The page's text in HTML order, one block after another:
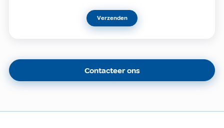
Verzenden
Contacteer ons